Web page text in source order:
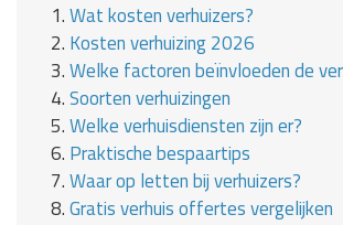
1.Wat kosten verhuizers?
2. Kosten verhuizing 2026
3.Welke factoren beïnvloeden de
4.Soorten verhuizingen
5.Welke verhuisdiensten zijn er?
6. Praktische bespaartips
7.Waar op letten bij verhuizers?
8.Gratis verhuis offertes vergelijken